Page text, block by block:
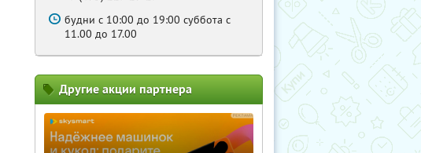
будни с 10:00 до 19:00 суббота с
11.00 до 17.00
Другие акции партнера